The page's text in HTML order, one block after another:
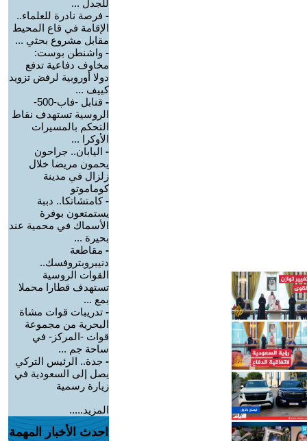
للجدل ...
- فرصة نادرة للعلماء..
الإقامة في قاع المحيط
مقابل مشروع بحثي ...
- واشنطن بوست:
مخاوف دفاعية تدفع
دولا أوروبية لرفض تزويد
كييف ...
-
قنابل -فاب-500-
الروسية تستهدف نقاط
التحكم بالمسيرات
الأوكرا ...
- اليابان.. جراحون
يحمون مريضا خلال
زلزال في مدينة
كوماموتو
-كامتشاتكا.. دببة
يستمتعون بوفرة
الأسماك في محمية عند
بحيرة ...
- مقاطعة
دنيبروبتروفسك..
القوات الروسية
تستهدف قطارا محملا
بمع ...
- تدريبات قوات مشاة
البحرية من مجموعة
قوات -المركز- في
ساحة جم ...
- جدة.. الرئيس التركي
يصل إلى السعودية في
زيارة رسمية
المزيد.....
احدث الأخبار المهمة